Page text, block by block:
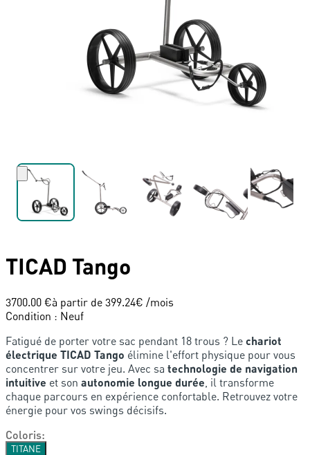
TICAD Tango
3700.00 €à partir de 399.24€ /mois
Condition : Neuf
Fatigué de porter votre sac pendant 18 trous ? Le chariot
électrique TICAD Tango élimine l'effort physique pour vous
concentrer sur votre jeu. Avec sa technologie de navigation
intuitive et son autonomie longue durée , il transforme
chaque parcours en expérience confortable. Retrouvez votre
énergie pour vos swings décisifs.
Coloris:
TITANE